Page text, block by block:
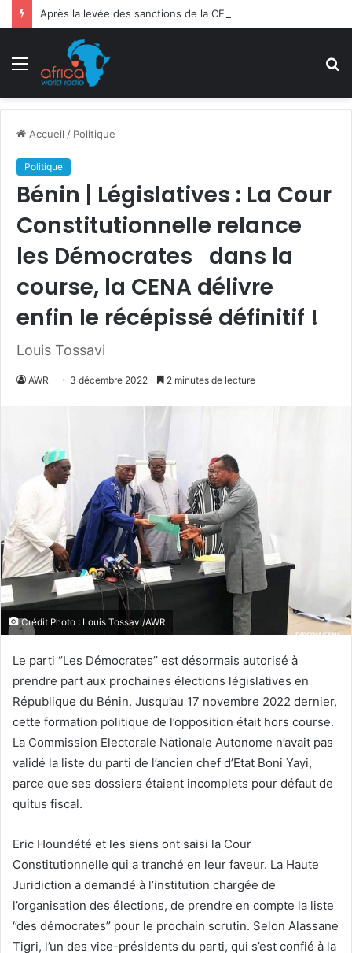
Menu
Accueil / Politique
Politique
Bénin | Législatives : La Cour
Constitutionnelle relance
les Démocrates dans la
course, la CENA délivre
enfin le récépissé définitif !
Louis Tossavi
AWR 3 décembre 2022 2 minutes de lecture
Crédit Photo : Louis Tossavi/AWR
Le parti ‘’Les Démocrates’’ est désormais autorisé à
prendre part aux prochaines élections législatives en
République du Bénin. Jusqu’au 17 novembre 2022 dernier,
cette formation politique de l’opposition était hors course.
La Commission Electorale Nationale Autonome n’avait pas
validé la liste du parti de l’ancien chef d’Etat Boni Yayi,
parce que ses dossiers étaient incomplets pour défaut de
quitus fiscal.
Eric Houndété et les siens ont saisi la Cour
Constitutionnelle qui a tranché en leur faveur. La Haute
Juridiction a demandé à l’institution chargée de
l’organisation des élections, de prendre en compte la liste
‘’des démocrates’’ pour le prochain scrutin. Selon Alassane
Tigri, l’un des vice-présidents du parti, qui s’est confié à la